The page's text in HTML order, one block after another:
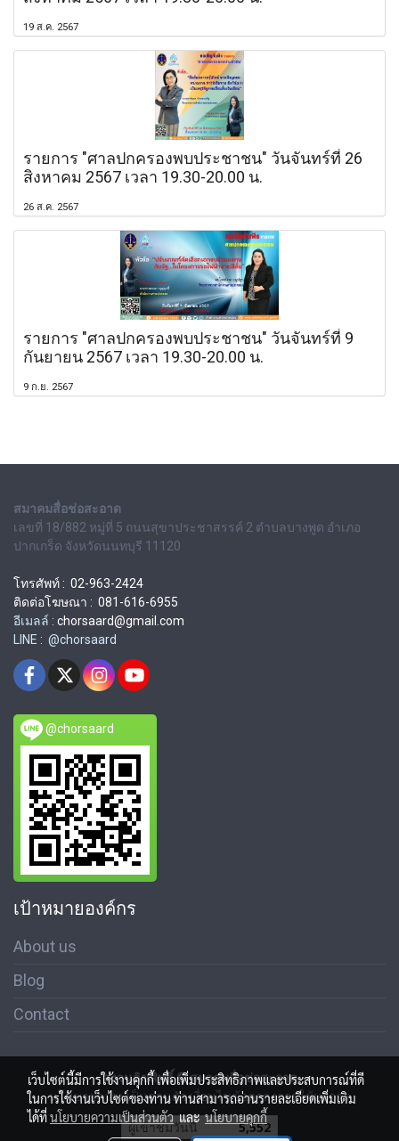
19 ส.ค. 2567
รายการ "ศาลปกครองพบประชาชน" วันจันทร์ที่ 26
สิงหาคม 2567 เวลา 19.30-20.00 น.
26 ส.ค. 2567
รายการ "ศาลปกครองพบประชาชน" วันจันทร์ที่ 9
กันยายน 2567 เวลา 19.30-20.00 น.
9 ก.ย. 2567
สมาคมสื่อช่อสะอาด
เลขที่ 18/882 หมู่ที่ 5 ถนนสุขาประชาสรรค์ 2 ตำบลบางพูด อำเภอ
ปากเกร็ด จังหวัดนนทบุรี 11120
โทรศัพท์ : 02-963-2424
ติดต่อโฆษณา : 081-616-6955
อีเมลล์ : chorsaard@gmail.com
LINE : @chorsaard
@chorsaard
เป้าหมายองค์กร
About us
Blog
Contact
สงวนลิขสิทธิ์ © สมาคมสื่อช่อสะอาด
นโนบายความเป็นส่วนตัว เงื่อนไขข้อตกลงการใช้บริการ
ผู้เข้าชมวันนี้ 5,552
เว็บไซต์นี้มีการใช้งานคุกกี้ เพื่อเพิ่มประสิทธิภาพและประสบการณ์ที่ดี
ในการใช้งานเว็บไซต์ของท่าน ท่านสามารถอ่านรายละเอียดเพิ่มเติม
ได้ที่นโยบายความเป็นส่วนตัวและนโยบายคุกกี้